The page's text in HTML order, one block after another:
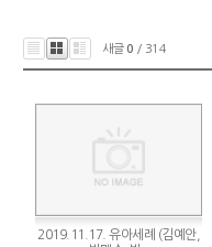
새글0 / 314
2019.11.17. 유아세례 (김예안,